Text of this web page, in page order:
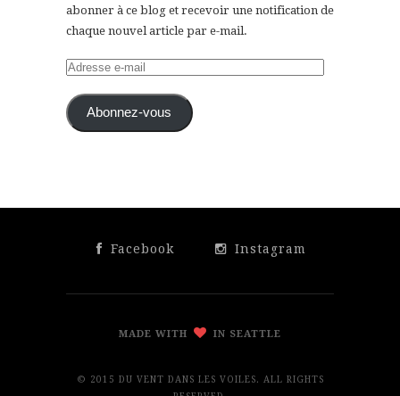
abonner à ce blog et recevoir une notification de
chaque nouvel article par e-mail.
Adresse
mail Abonnez-vous
Facebook Instagram
MADE WITH IN SEATTLE
© 2015 DU VENT DANS LES VOILES. ALL RIGHTS